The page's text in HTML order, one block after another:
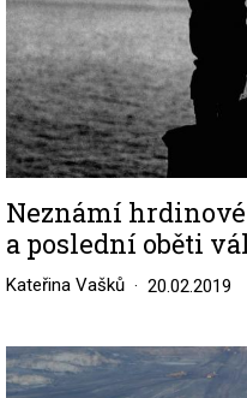
Neznámí
a poslední oběti
Kateřina Vašků 20.02.2019
Image